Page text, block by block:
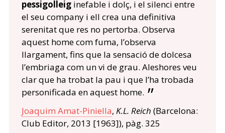
pessigolleiginefable i dolç, i el silenci entre
el seu company i ell crea una definitiva
serenitat que res no pertorba. Observa
aquest home com fuma, l’observa
llargament, fins que la sensació de dolcesa
l’embriaga com un vi de grau. Aleshores veu
clar que ha trobat la pau i que l’ha trobada
personificada en aquest home.
Joaquim Amat-Piniella, K.L. Reich (Barcelona:
Club Editor, 2013 [1963]), pàg. 325